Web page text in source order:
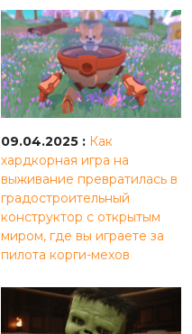
09.04.2025 : Как
хардкорная игра на
выживание превратилась в
градостроительный
конструктор с открытым
миром, где вы играете за
пилота корги-мехов